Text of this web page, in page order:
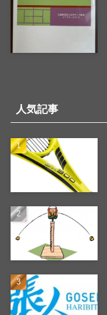
人気記事